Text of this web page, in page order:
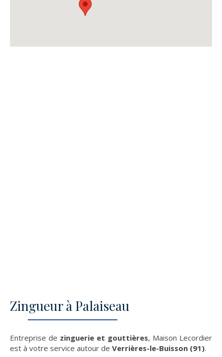
Zingueur à Palaiseau
Entreprise de zinguerie et gouttières, Maison Lecordier
est à votre service autour de Verrières-le-Buisson (91).